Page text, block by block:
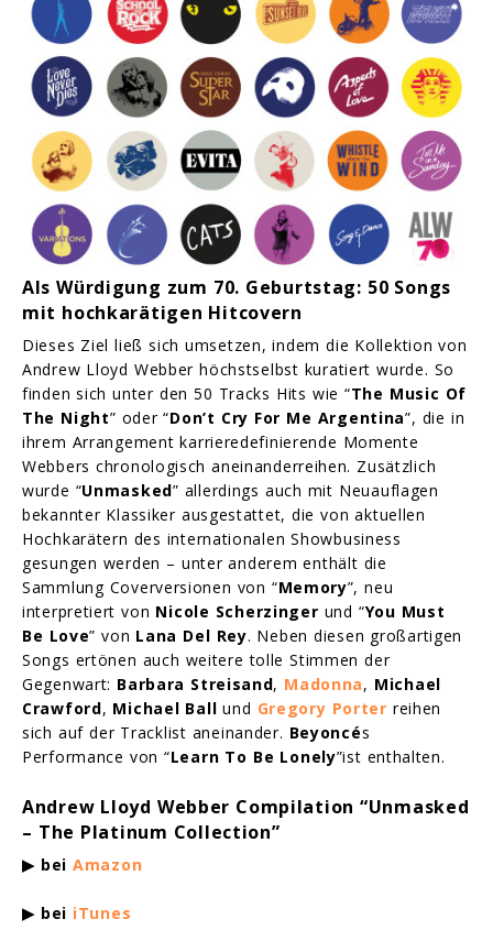
Als Würdigung zum 70. Geburtstag: 50 Songs
mit hochkarätigen Hitcovern
Dieses Ziel ließ sich umsetzen, indem die Kollektion von
Andrew Lloyd Webber höchstselbst kuratiert wurde. So
finden sich unter den 50 Tracks Hits wie “The Music Of
The Night” oder “Don’t Cry For Me Argentina”, die in
ihrem Arrangement karrieredefinierende Momente
Webbers chronologisch aneinanderreihen. Zusätzlich
wurde “Unmasked” allerdings auch mit Neuauflagen
bekannter Klassiker ausgestattet, die von aktuellen
Hochkarätern des internationalen Showbusiness
gesungen werden – unter anderem enthält die
Sammlung Coverversionen von “Memory”, neu
interpretiert von Nicole Scherzinger und “You Must
Be Love” von Lana Del Rey. Neben diesen großartigen
Songs ertönen auch weitere tolle Stimmen der
Gegenwart: Barbara Streisand, Madonna, Michael
Crawford, Michael Ball und Gregory Porter reihen
sich auf der Tracklist aneinander. Beyoncés
Performance von “Learn To Be Lonely”ist enthalten.
Andrew Lloyd Webber Compilation “Unmasked
– The Platinum Collection”
▶ beiAmazon
▶ bei iTunes